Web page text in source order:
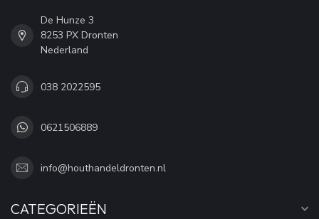
De Hunze 3
8253 PX Dronten
Nederland
038 2022595
0621506889
info@houthandeldronten.nl
CATEGORIEËN